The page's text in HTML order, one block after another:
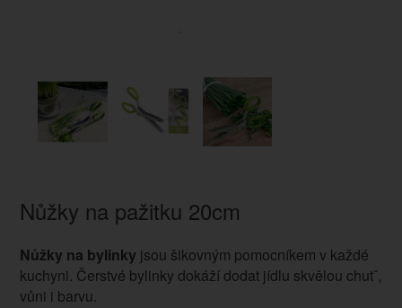
Nůžky na pažitku 20cm
Nůžky na bylinky jsou šikovným pomocníkem v každé
kuchyni. Čerstvé bylinky dokáží dodat jídlu skvělou chutˇ,
vůni i barvu.